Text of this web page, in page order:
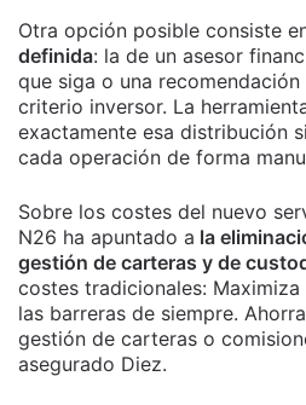
Otra opción posible consiste
definida: la de un asesor
que siga o una
criterio inversor. La
exactamente esa distribución
cada operación de forma
Sobre los costes del nuevo
N26 ha apuntado a la
gestión de carteras y de
costes tradicionales:
las barreras de siempre.
gestión de carteras o
asegurado Diez.